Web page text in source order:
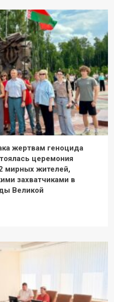
жертвам геноцида
церемония
мирных жителей,
захватчиками в
Великой